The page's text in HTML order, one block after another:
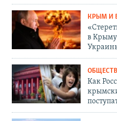
КРЫМ И
в
Как